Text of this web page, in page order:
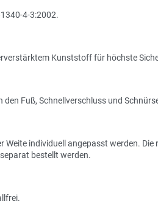
4-3:2002.
Kunststoff für höchste
Fuß, Schnellverschluss und
Weite individuell angepasst werden.
bestellt werden.